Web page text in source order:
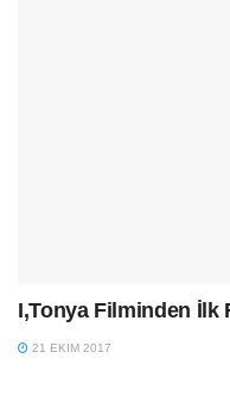
I,Tonya Filminden İlk
21 EKIM 2017